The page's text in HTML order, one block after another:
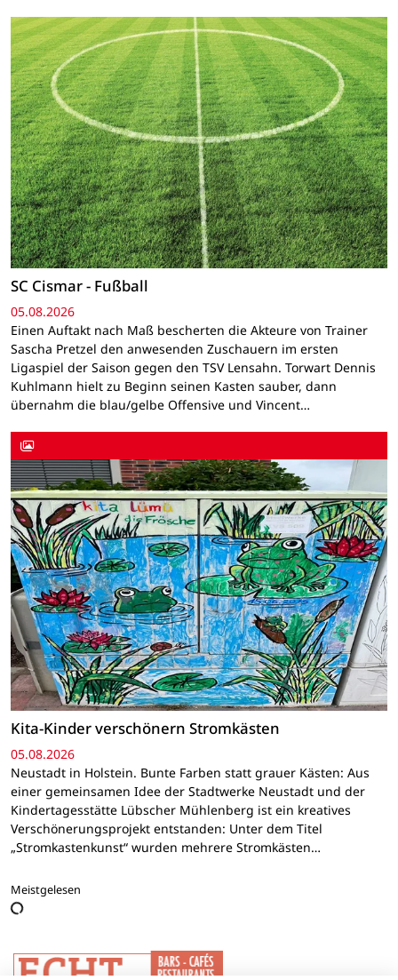
SC Cismar - Fußball
05.08.2026
Einen Auftakt nach Maß bescherten die Akteure von Trainer
Sascha Pretzel den anwesenden Zuschauern im ersten
Ligaspiel der Saison gegen den TSV Lensahn. Torwart Dennis
Kuhlmann hielt zu Beginn seinen Kasten sauber, dann
übernahm die blau/gelbe Offensive und Vincent…
Kita-Kinder verschönern Stromkästen
05.08.2026
Neustadt in Holstein. Bunte Farben statt grauer Kästen: Aus
einer gemeinsamen Idee der Stadtwerke Neustadt und der
Kindertagesstätte Lübscher Mühlenberg ist ein kreatives
Verschönerungsprojekt entstanden: Unter dem Titel
„Stromkastenkunst“ wurden mehrere Stromkästen…
Meistgelesen